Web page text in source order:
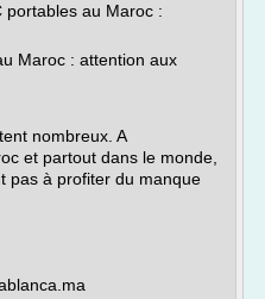
portables au Maroc :
Maroc : attention aux
nombreux. A
et partout dans le monde,
pas à profiter du manque